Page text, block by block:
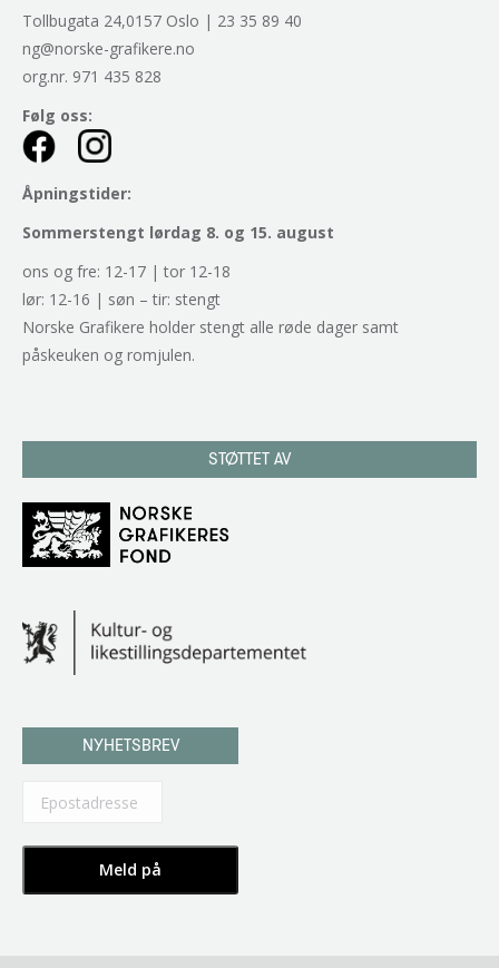
Tollbugata 24,0157 Oslo | 23 35 89 40
ng@norske-grafikere.no
org.nr. 971 435 828
Følg oss:
Åpningstider:
Sommerstengt lørdag 8. og 15. august
ons og fre: 12-17 | tor 12-18
lør: 12-16 | søn – tir: stengt
Norske Grafikere holder stengt alle røde dager samt
påskeuken og romjulen.
STØTTET AV
NYHETSBREV